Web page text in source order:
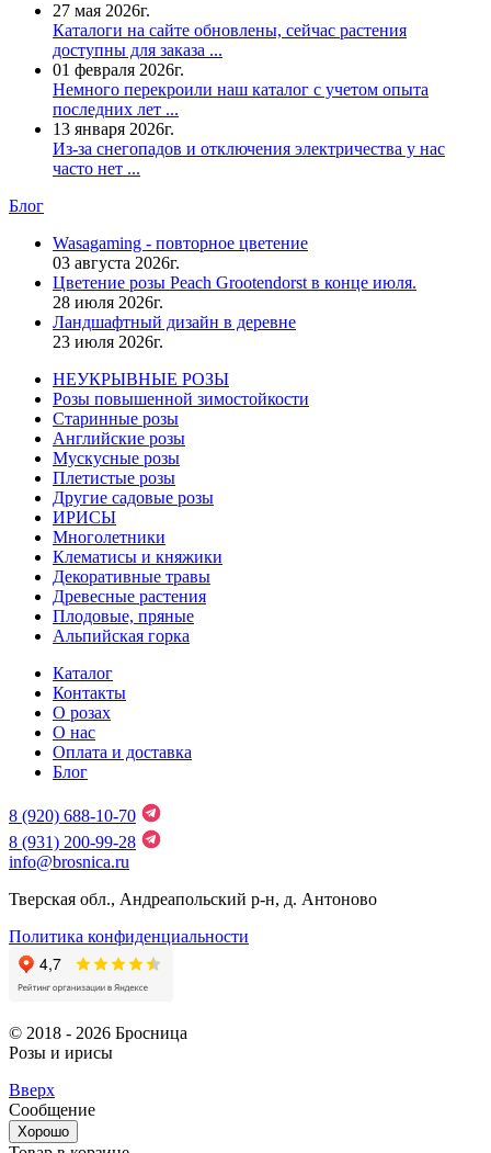
27 мая 2026г.
Каталоги на сайте обновлены, сейчас растения
доступны для заказа ...
01 февраля 2026г.
Немного перекроили наш каталог с учетом опыта
последних лет ...
13 января 2026г.
Из-за снегопадов и отключения электричества у нас
часто нет ...
Блог
Wasagaming - повторное цветение
03 августа 2026г.
Цветение розы Peach Grootendorst в конце июля.
28 июля 2026г.
Ландшафтный дизайн в деревне
23 июля 2026г.
НЕУКРЫВНЫЕ РОЗЫ
Розы повышенной зимостойкости
Старинные розы
Английские розы
Мускусные розы
Плетистые розы
Другие садовые розы
ИРИСЫ
Многолетники
Клематисы и княжики
Декоративные травы
Древесные растения
Плодовые, пряные
Альпийская горка
Каталог
Контакты
О розах
О нас
Оплата и доставка
Блог
8 (920) 688-10-70
8 (931) 200-99-28
info@brosnica.ru
Тверская обл., Андреапольский р-н, д. Антоново
Политика конфиденциальности
© 2018 - 2026 Бросница
Розы и ирисы
Вверх
Сообщение
Хорошо